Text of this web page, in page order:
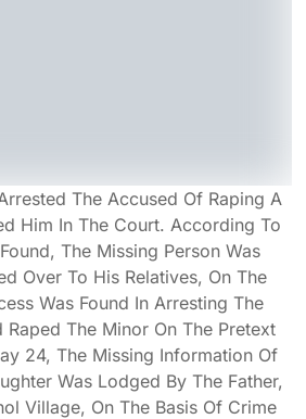
The Accused Of Raping A
Him In The Court. According To
The Missing Person Was
Over To His Relatives, On The
Was Found In Arresting The
The Minor On The Pretext
24, The Missing Information Of
Was Lodged By The Father,
Village, On The Basis Of Crime